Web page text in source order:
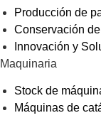
Producción de
Conservación
Innovación y
Maquinaria
Stock de
Máquinas de